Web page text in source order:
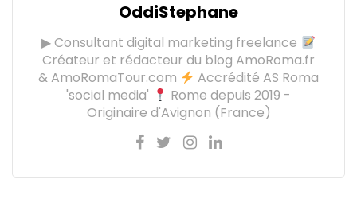
OddiStephane
▶ Consultant digital marketing freelance
Créateur et rédacteur du blog AmoRoma.fr
& AmoRomaTour.com
Accrédité AS Roma
'social media'
Rome depuis 2019 -
Originaire d'Avignon (France)